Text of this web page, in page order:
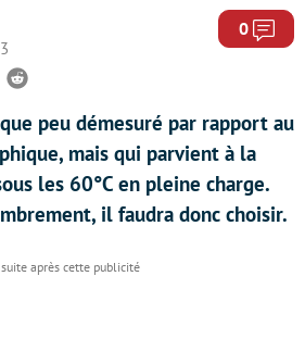
0
Reddit
peu démesuré par rapport au
mais qui parvient à la
les 60°C en pleine charge.
il faudra donc choisir.